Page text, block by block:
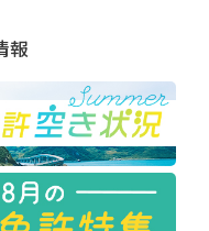
報